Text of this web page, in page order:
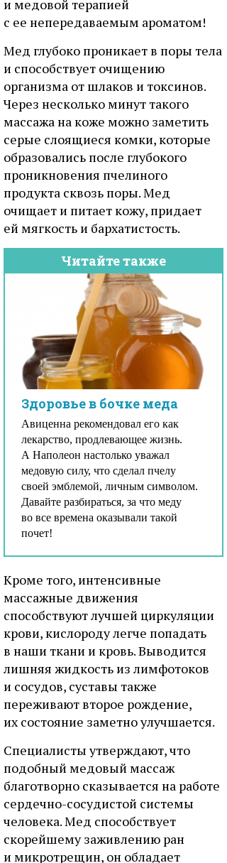
и медовой терапией
с ее непередаваемым ароматом!
Мед глубоко проникает в поры тела
и способствует очищению
организма от шлаков и токсинов.
Через несколько минут такого
массажа на коже можно заметить
серые слоящиеся комки, которые
образовались после глубокого
проникновения пчелиного
продукта сквозь поры. Мед
очищает и питает кожу, придает
ей мягкость и бархатистость.
Читайте также
Здоровье в бочке меда
Авиценна рекомендовал его как
лекарство, продлевающее жизнь.
А Наполеон настолько уважал
медовую силу, что сделал пчелу
своей эмблемой, личным символом.
Давайте разбираться, за что меду
во все времена оказывали такой
почет!
Кроме того, интенсивные
массажные движения
способствуют лучшей циркуляции
крови, кислороду легче попадать
в наши ткани и кровь. Выводится
лишняя жидкость из лимфотоков
и сосудов, суставы также
переживают второе рождение,
их состояние заметно улучшается.
Специалисты утверждают, что
подобный медовый массаж
благотворно сказывается на работе
сердечно-сосудистой системы
человека. Мед способствует
скорейшему заживлению ран
и микротрещин, он обладает